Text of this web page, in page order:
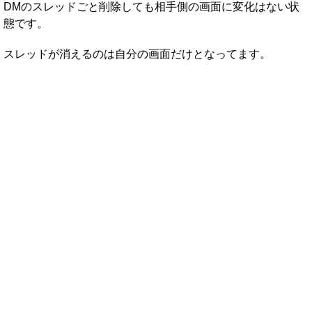
DMのスレッドごと削除しても相手側の画面に変化はない状
態です。
スレッドが消えるのは自分の画面だけとなってます。